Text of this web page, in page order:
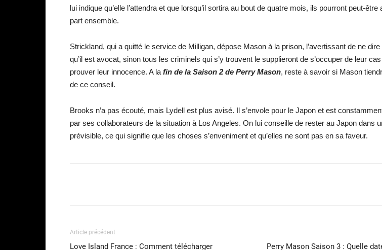
lui indique qu’elle l’attendra et que lorsqu’il sortira au bout de quatre mois, ils pourront peut-être
part ensemble.
Strickland, qui a quitté le service de Milligan, dépose Mason à la prison, l’avertissant de ne
qu’il est avocat, sinon tous les criminels qui s’y trouvent le supplieront de s’occuper de leur
prouver leur innocence. A la fin de la Saison 2 de Perry Mason, reste à savoir si Mason
de ce conseil.
Brooks n’a pas écouté, mais Lydell est plus avisé. Il s’envole pour le Japon et est
par ses collaborateurs de la situation à Los Angeles. On lui conseille de rester au Japon dans
prévisible, ce qui signifie que les choses s’enveniment et qu’elles ne sont pas en sa faveur.
Article précédent
Love Island France : Comment télécharger
Perry Mason Saison 3 : Quelle